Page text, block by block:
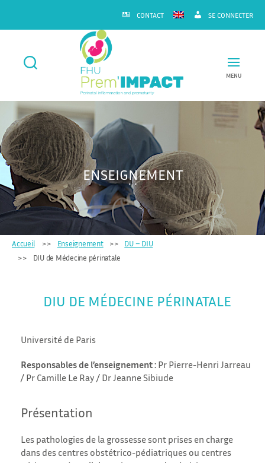
CONTACT SE CONNECTER
FHU
MENU
ENSEIGNEMENT
Accueil Enseignement
DU – DIU
DIU de Médecine périnatale
DIU DE MÉDECINE PÉRINATALE
Université de Paris
Responsables de l’enseignement : Pr Pierre-Henri Jarreau
/ Pr Camille Le Ray / Dr Jeanne Sibiude
Présentation
Les pathologies de la grossesse sont prises en charge
dans des centres obstétrico-pédiatriques ou centres